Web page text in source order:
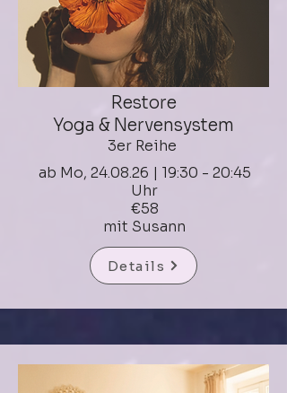
Restore
Yoga & Nervensystem
3er Reihe
ab Mo, 24.08.26 | 19:30 - 20:45
Uhr
€58
mit Susann
Details